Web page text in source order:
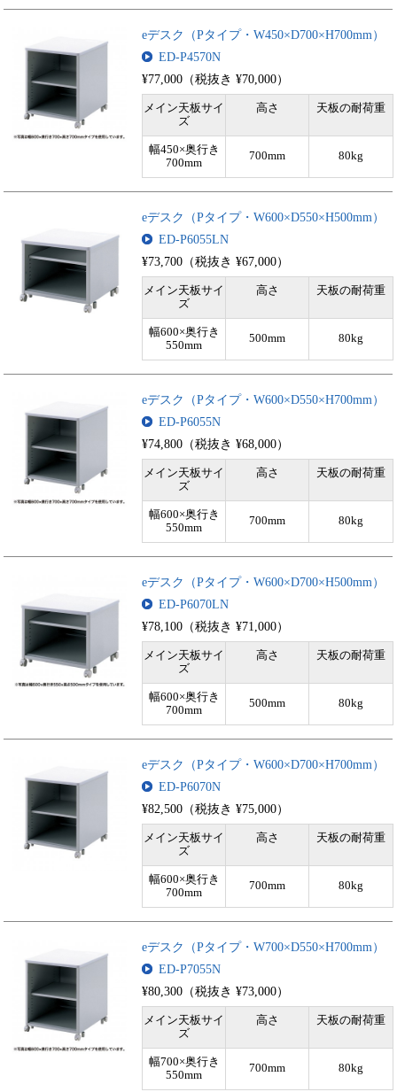
eデスク（Pタイプ・W450×D700×H700mm）
ED-P4570N
¥77,000（税抜き ¥70,000）
メイン天板サイ
ズ
高さ 天板の耐荷重
幅450×奥行き
700mm
700mm 80kg
eデスク（Pタイプ・W600×D550×H500mm）
ED-P6055LN
¥73,700（税抜き ¥67,000）
メイン天板サイ
ズ
高さ 天板の耐荷重
幅600×奥行き
550mm
500mm 80kg
eデスク（Pタイプ・W600×D550×H700mm）
ED-P6055N
¥74,800（税抜き ¥68,000）
メイン天板サイ
ズ
高さ 天板の耐荷重
幅600×奥行き
550mm
700mm 80kg
eデスク（Pタイプ・W600×D700×H500mm）
ED-P6070LN
¥78,100（税抜き ¥71,000）
メイン天板サイ
ズ
高さ 天板の耐荷重
幅600×奥行き
700mm
500mm 80kg
eデスク（Pタイプ・W600×D700×H700mm）
ED-P6070N
¥82,500（税抜き ¥75,000）
メイン天板サイ
ズ
高さ 天板の耐荷重
幅600×奥行き
700mm
700mm 80kg
eデスク（Pタイプ・W700×D550×H700mm）
ED-P7055N
¥80,300（税抜き ¥73,000）
メイン天板サイ
ズ
高さ 天板の耐荷重
幅700×奥行き
550mm
700mm 80kg